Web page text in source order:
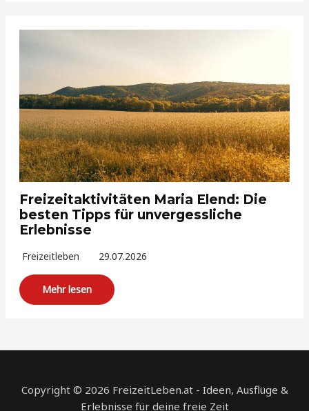
Freizeitaktivitäten Maria Elend: Die
besten Tipps für unvergessliche
Erlebnisse
Freizeitleben 29.07.2026
Mehr lesen
Copyright © 2026 FreizeitLeben.at - Ideen, Ausflüge &
Erlebnisse für deine freie Zeit